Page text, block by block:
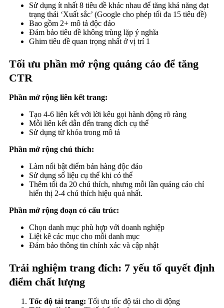
Sử dụng ít nhất 8 tiêu đề khác nhau để tăng khả năng đạt
trạng thái ‘Xuất sắc’ (Google cho phép tối đa 15 tiêu đề)
Bao gồm 2+ mô tả độc đáo
Đảm bảo tiêu đề không trùng lặp ý nghĩa
Ghim tiêu đề quan trọng nhất ở vị trí 1
Tối ưu phần mở rộng quảng cáo để tăng
CTR
Phần mở rộng liên kết trang:
Tạo 4-6 liên kết với lời kêu gọi hành động rõ ràng
Mỗi liên kết dẫn đến trang đích cụ thể
Sử dụng từ khóa trong mô tả
Phần mở rộng chú thích:
Làm nổi bật điểm bán hàng độc đáo
Sử dụng số liệu cụ thể khi có thể
Thêm tối đa 20 chú thích, nhưng mỗi lần quảng cáo chỉ
hiển thị 2-4 chú thích hiệu quả nhất.
Phần mở rộng đoạn có cấu trúc:
Chọn danh mục phù hợp với doanh nghiệp
Liệt kê các mục cho mỗi danh mục
Đảm bảo thông tin chính xác và cập nhật
Trải nghiệm trang đích: 7 yếu tố quyết định
điểm chất lượng
Tốc độ tải trang: Tối ưu tốc độ tải cho di động